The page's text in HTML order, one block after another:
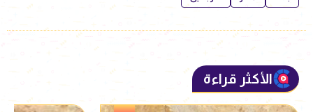
الأكثر قراءة